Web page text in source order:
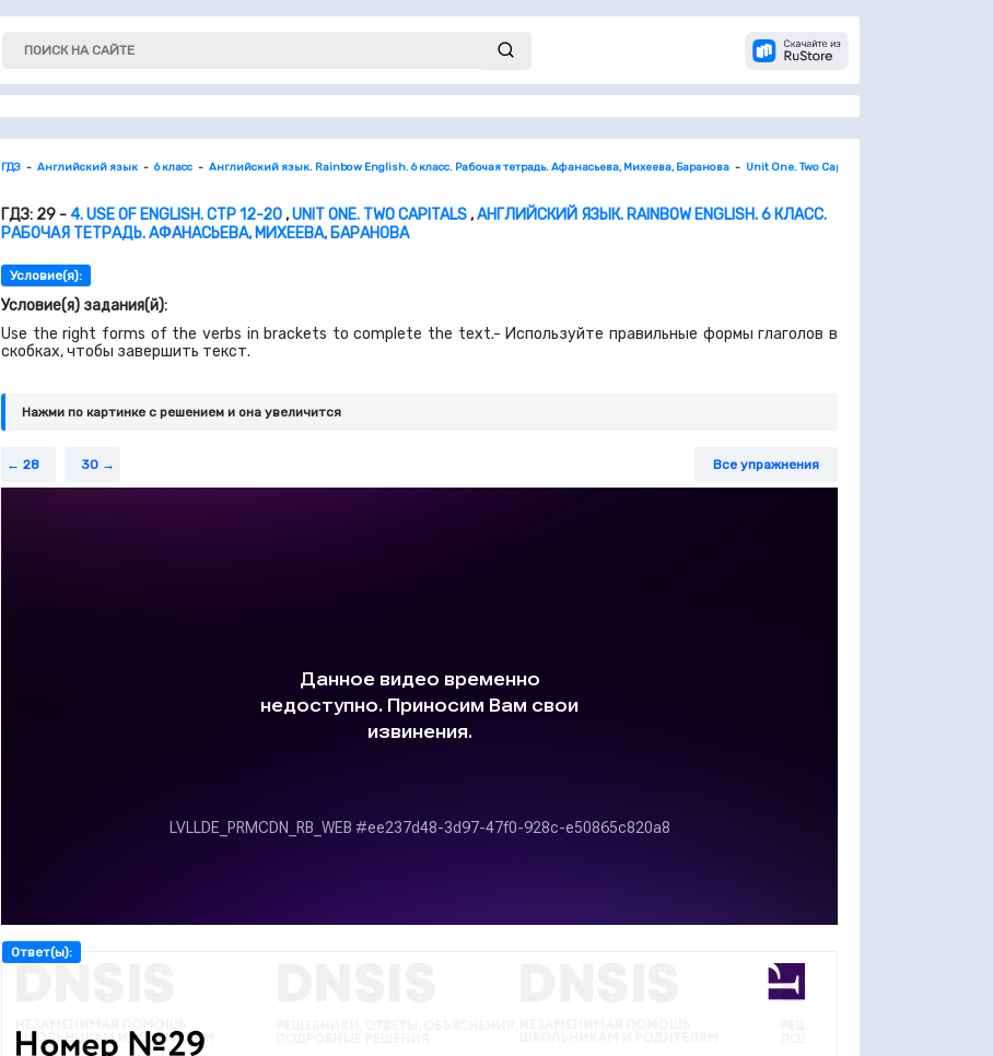
ГДЗ Английский язык 6 класс Английский язык. Rainbow English. 6 класс. Рабочая тетрадь. Афанасьева, Михеева, Баранова Unit One. Two Capitals
ГДЗ: 29 - 4. USE OF ENGLISH. СТР 12-20,UNIT ONE. TWO CAPITALS,АНГЛИЙСКИЙ ЯЗЫК. RAINBOW ENGLISH. 6 КЛАСС.
РАБОЧАЯ ТЕТРАДЬ. АФАНАСЬЕВА, МИХЕЕВА, БАРАНОВА
Условие(я):
Условие(я) задания(й):
Use the right forms of the verbs in brackets to complete the text.- Используйте правильные формы глаголов в
скобках, чтобы завершить текст.
Нажми по картинке c решением и она увеличится
28 30 Все упражнения
Ответ(ы):